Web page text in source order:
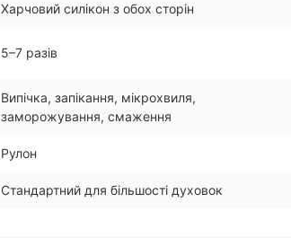
Харчовий силікон з обох сторін
5–7 разів
Випічка, запікання, мікрохвиля,
заморожування, смаження
Рулон
Стандартний для більшості духовок